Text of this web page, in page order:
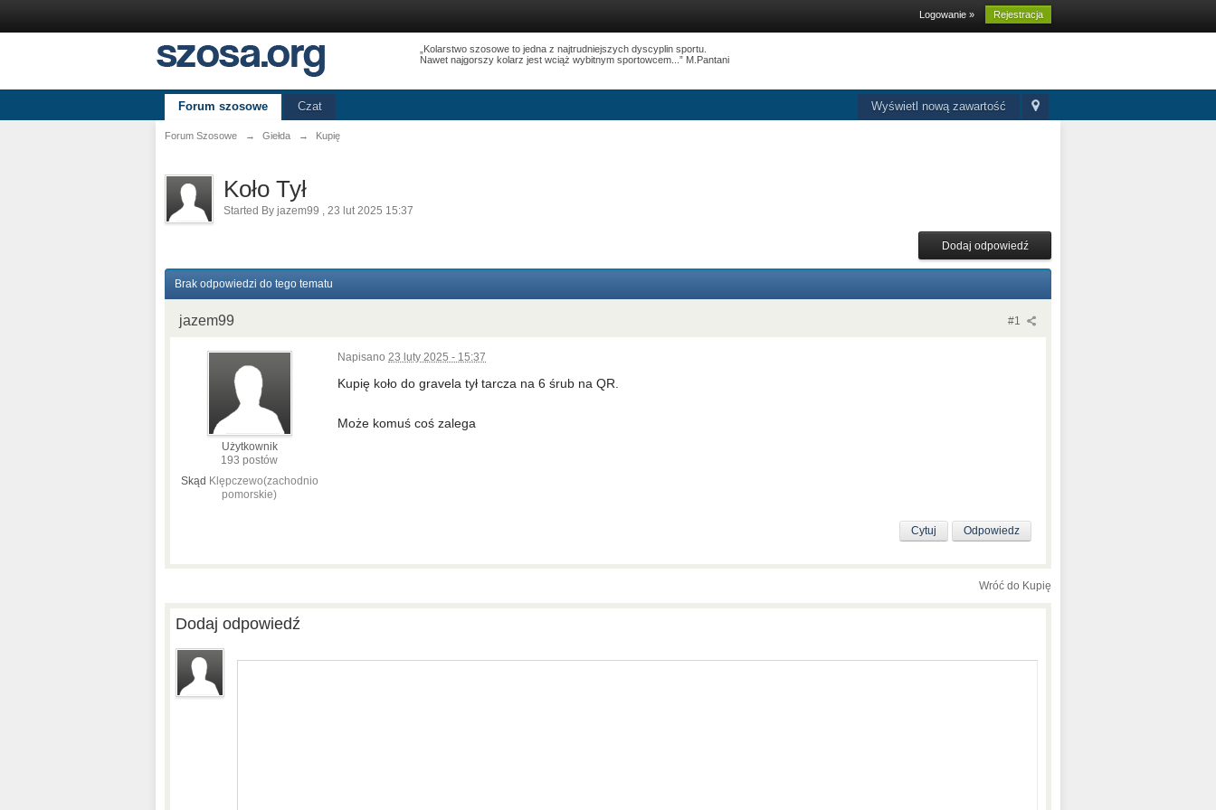
Logowanie » Rejestracja
„Kolarstwo szosowe to jedna z najtrudniejszych dyscyplin sportu.
Nawet najgorszy kolarz jest wciąż wybitnym sportowcem...” M.Pantani
Wyświetl nową zawartość
Forum szosowe Czat
Forum Szosowe → Giełda → Kupię
Koło Tył
Started By jazem99 , 23 lut 2025 15:37
Dodaj odpowiedź
Brak odpowiedzi do tego tematu
#1
jazem99
Użytkownik
193 postów
Skąd Klępczewo(zachodnio
pomorskie)
Napisano 23 luty 2025 - 15:37
Kupię koło do gravela tył tarcza na 6 śrub na QR.
Może komuś coś zalega
Odpowiedz
Cytuj
Wróć do Kupię
Dodaj odpowiedź